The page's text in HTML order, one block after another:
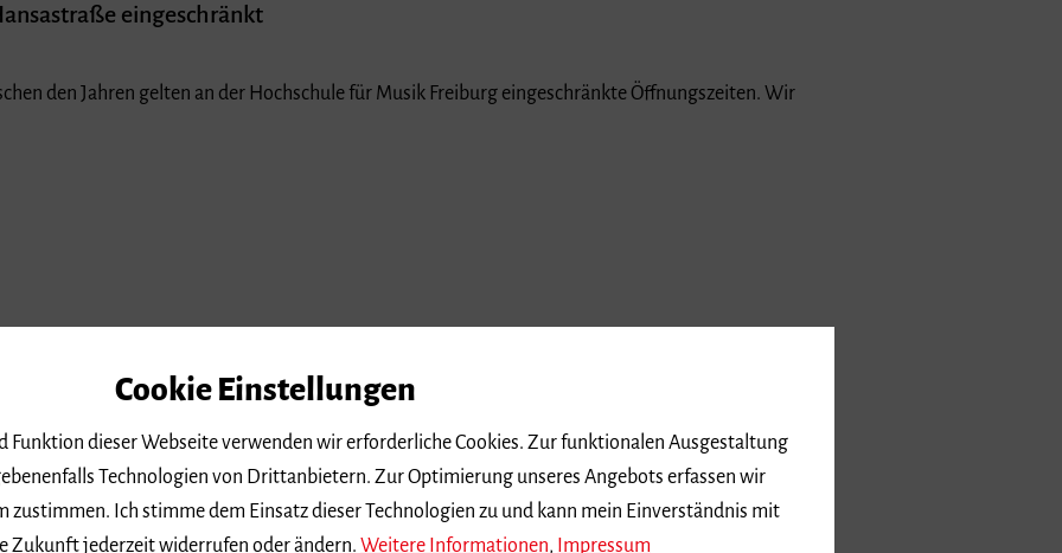
eingeschränkt
den Jahren gelten an der Hochschule für Musik Freiburg eingeschränkte Öffnungszeiten. Wir
Cookie Einstellungen
Funktion dieser Webseite verwenden wir erforderliche Cookies. Zur funktionalen Ausgestaltung
Technologien von Drittanbietern. Zur Optimierung unseres Angebots erfassen wir
zustimmen. Ich stimme dem Einsatz dieser Technologien zu und kann mein Einverständnis mit
Zukunft jederzeit widerrufen oder ändern. Weitere Informationen, Impressum